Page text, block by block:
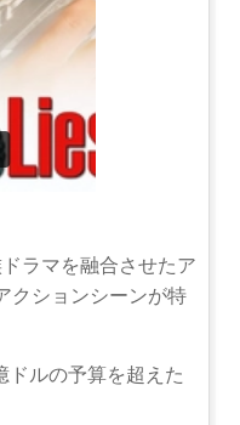
ラマを融合させたア
クションシーンが特
ドルの予算を超えた